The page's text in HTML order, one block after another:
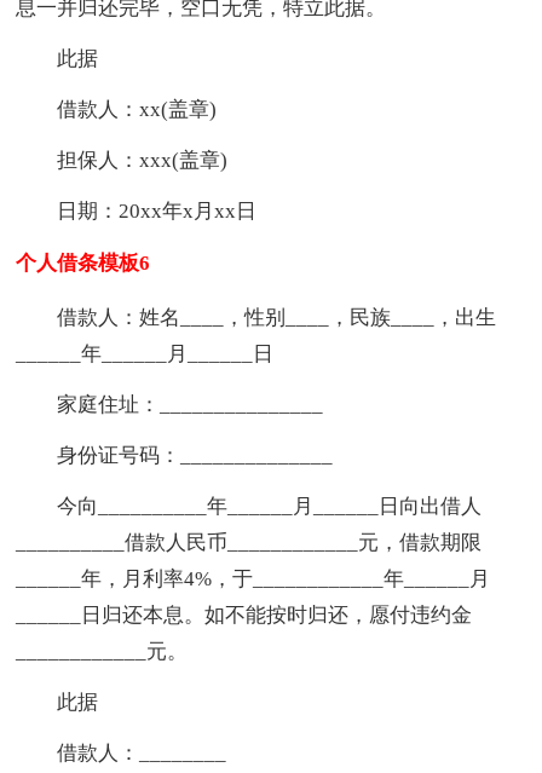
息一并归还完毕，空口无凭，特立此据。
此据
借款人：xx(盖章)
担保人：xxx(盖章)
日期：20xx年x月xx日
个人借条模板6
借款人：姓名____，性别____，民族____，出生
______年______月______日
家庭住址：_______________
身份证号码：______________
今向__________年______月______日向出借人
__________借款人民币____________元，借款期限
______年，月利率4%，于____________年______月
______日归还本息。如不能按时归还，愿付违约金
____________元。
此据
借款人：________